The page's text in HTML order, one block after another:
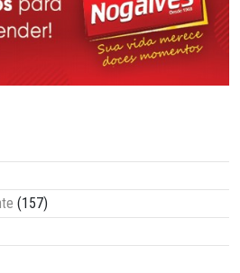
(157)